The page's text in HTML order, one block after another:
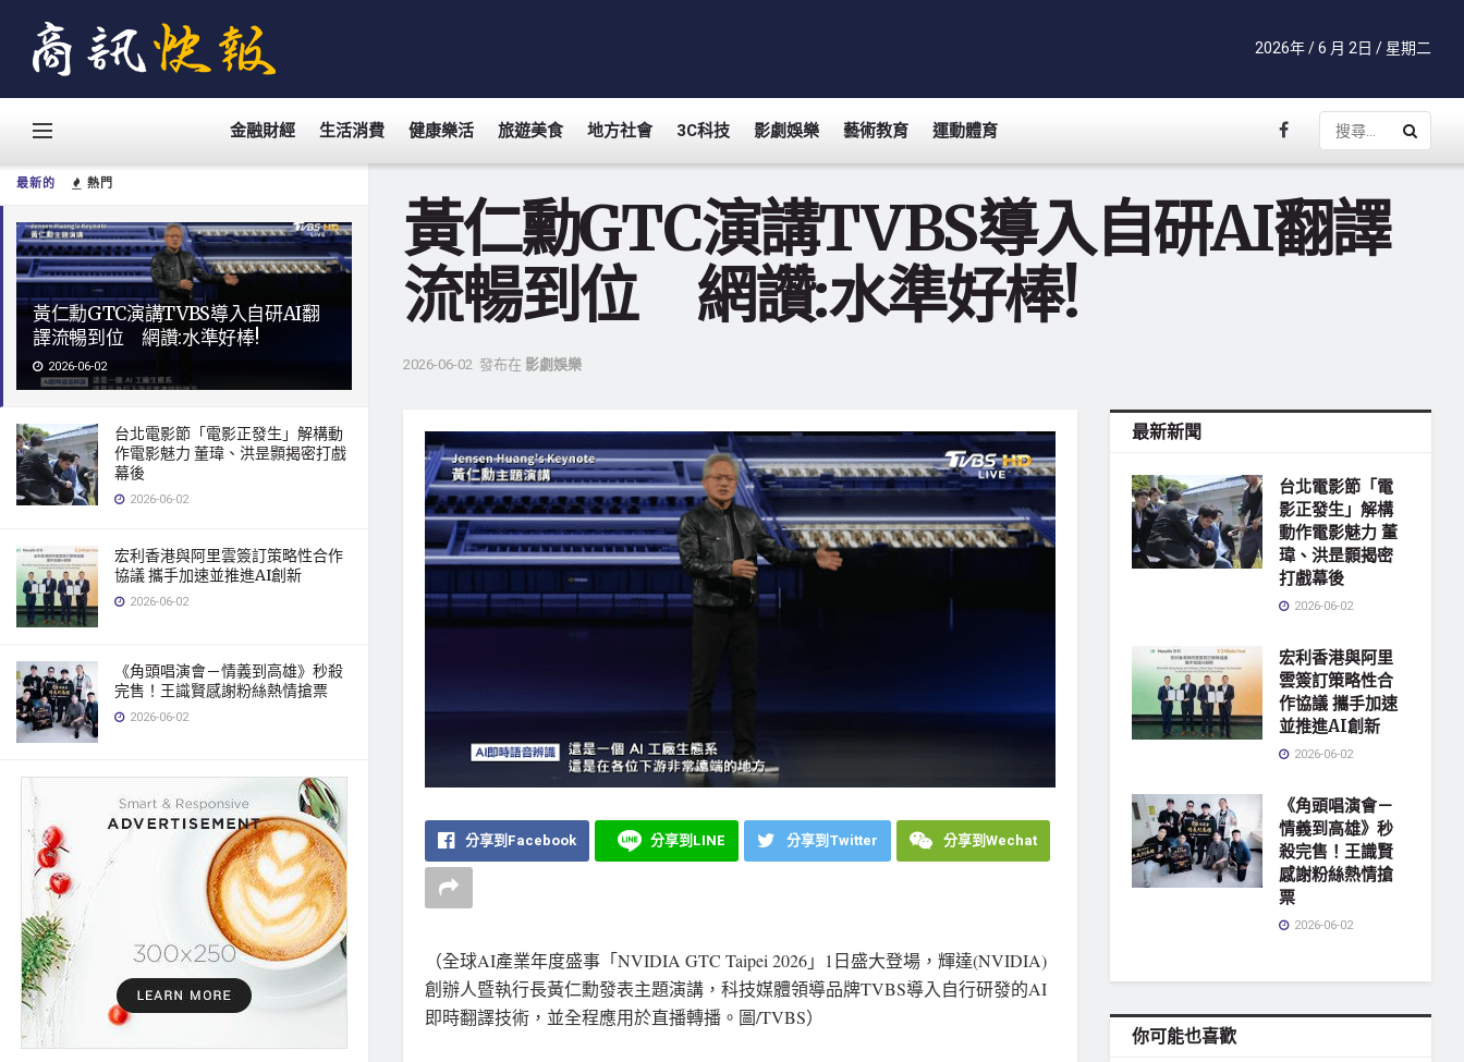
最新的 熱門
黃仁勳GTC演講TVBS導入自研AI翻
譯流暢到位 網讚:水準好棒!
2026-06-02
台北電影節「電影正發生」解構動
作電影魅力 董瑋、洪昰顥揭密打戲
幕後
2026-06-02
宏利香港與阿里雲簽訂策略性合作
協議 攜手加速並推進AI創新
2026-06-02
《角頭唱演會－情義到高雄》秒殺
完售！王識賢感謝粉絲熱情搶票
2026-06-02
2026年 / 6 月 2日 / 星期二
金融財經 生活消費 健康樂活 旅遊美食 地方社會 3C科技 影劇娛樂 藝術教育 運動體育
黃仁勳GTC演講TVBS導入自研AI翻譯
流暢到位 網讚:水準好棒!
2026-06-02 發布在 影劇娛樂
分享到Facebook 分享到LINE 分享到Twitter 分享到Wechat
（全球AI產業年度盛事「NVIDIA GTC Taipei 2026」1日盛大登場，輝達(NVIDIA)
創辦人暨執行長黃仁勳發表主題演講，科技媒體領導品牌TVBS導入自行研發的AI
即時翻譯技術，並全程應用於直播轉播。圖/TVBS）
最新新聞
台北電影節「電
影正發生」解構
動作電影魅力 董
瑋、洪昰顥揭密
打戲幕後
2026-06-02
宏利香港與阿里
雲簽訂策略性合
作協議 攜手加速
並推進AI創新
2026-06-02
《角頭唱演會－
情義到高雄》秒
殺完售！王識賢
感謝粉絲熱情搶
票
2026-06-02
你可能也喜歡